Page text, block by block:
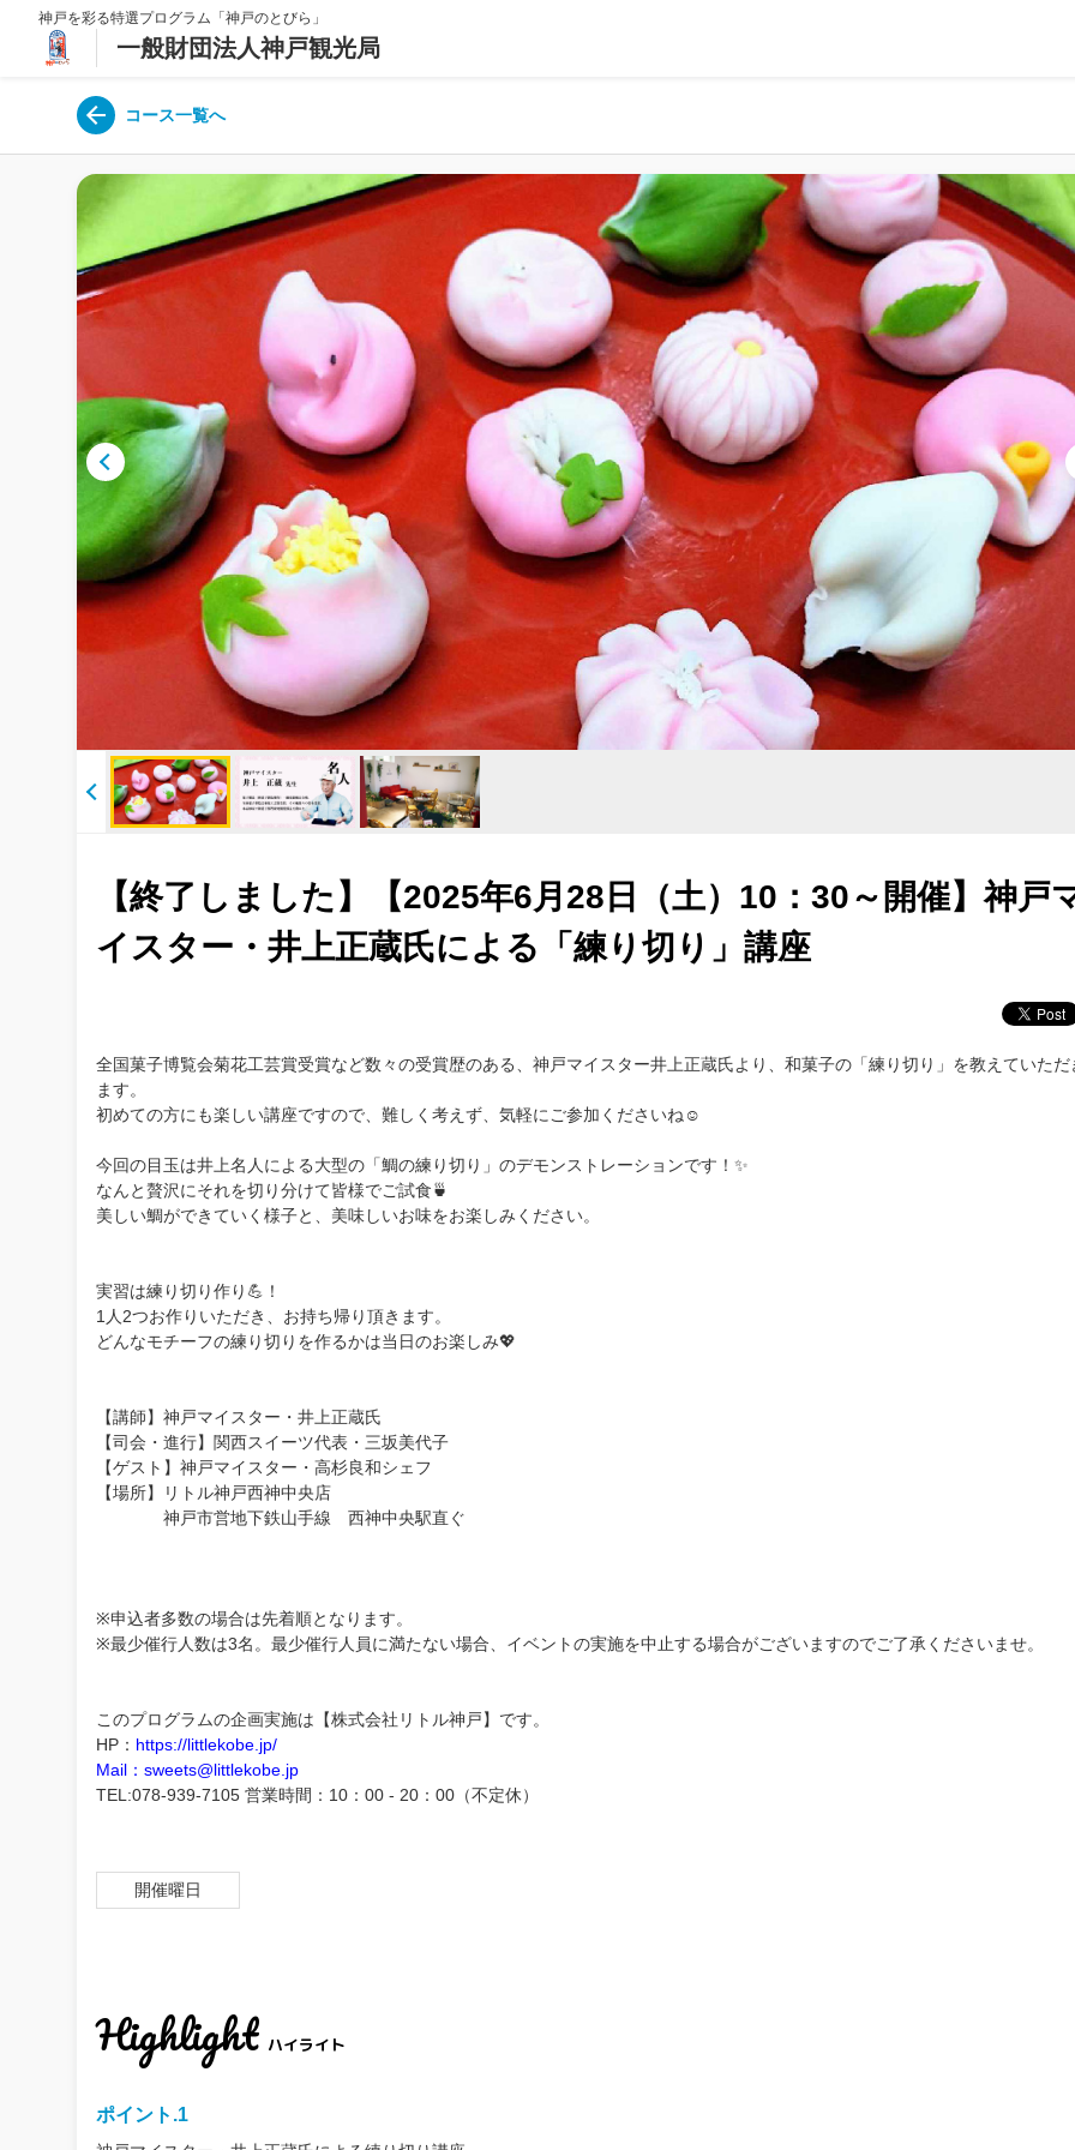
神戸を彩る特選プログラム「神戸のとびら」
一般財団法人神戸観光局
コース一覧へ
【終了しました】【2025年6月28日（土）10：30～開催】神戸
イスター・井上正蔵氏による「練り切り」講座
全国菓子博覧会菊花工芸賞受賞など数々の受賞歴のある、神戸マイスター井上正蔵氏より、和菓子の「練り切り」を教えていただ
ます。
初めての方にも楽しい講座ですので、難しく考えず、気軽にご参加くださいね☺
今回の目玉は井上名人による大型の「鯛の練り切り」のデモンストレーションです！✨
なんと贅沢にそれを切り分けて皆様でご試食🍵
美しい鯛ができていく様子と、美味しいお味をお楽しみください。
実習は練り切り作り💪！
1人2つお作りいただき、お持ち帰り頂きます。
どんなモチーフの練り切りを作るかは当日のお楽しみ💖
【講師】神戸マイスター・井上正蔵氏
【司会・進行】関西スイーツ代表・三坂美代子
【ゲスト】神戸マイスター・高杉良和シェフ
【場所】リトル神戸西神中央店
神戸市営地下鉄山手線 西神中央駅直ぐ
※申込者多数の場合は先着順となります。
※最少催行人数は3名。最少催行人員に満たない場合、イベントの実施を中止する場合がございますのでご了承くださいませ。
このプログラムの企画実施は【株式会社リトル神戸】です。
HP： https://littlekobe.jp/
Mail：sweets@littlekobe.jp
TEL:078-939-7105 営業時間：10：00 - 20：00（不定休）
開催曜日
Highlight ハイライト
ポイント.1